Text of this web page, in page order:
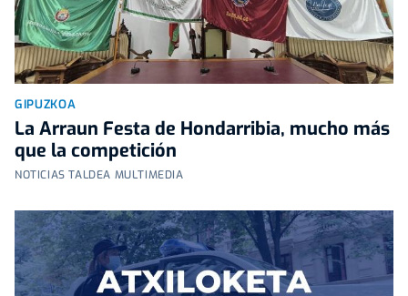
GIPUZKOA
La Arraun Festa de Hondarribia, mucho más
que la competición
NOTICIAS TALDEA MULTIMEDIA